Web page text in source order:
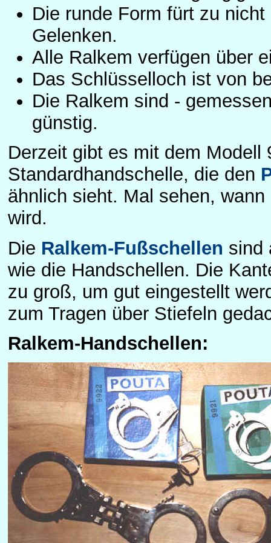
Die runde Form fürt zu
Gelenken.
Alle Ralkem verfügen über
Das Schlüsselloch ist von
Die Ralkem sind -
günstig.
Derzeit gibt es mit dem Modell
Standardhandschelle, die den
ähnlich sieht. Mal sehen,
wird.
Die Ralkem-Fußschellen sind
wie die Handschellen. Die
zu groß, um gut eingestellt
zum Tragen über Stiefeln
Ralkem-Handschellen: